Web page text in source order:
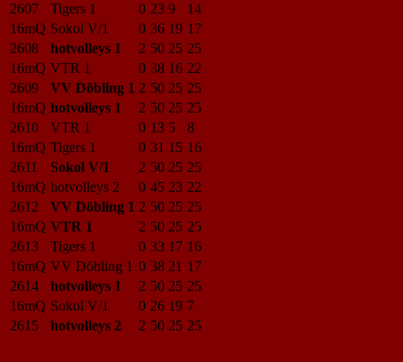
2607
Tigers 1 0 23 9
14
16mQ Sokol V/1 0 36 19 17
2608
hotvolleys 1 2 50 25 25
16mQ VTR 1 0 38 16 22
2609
VV Döbling 1 2 50 25 25
16mQ hotvolleys 1 2 50 25 25
2610
VTR 1 0 13 5
8
16mQ Tigers 1 0 31 15 16
2611
Sokol V/1 2 50 25 25
16mQ hotvolleys 2 0 45 23 22
2612
VV Döbling 1 2 50 25 25
16mQ VTR 1 2 50 25 25
2613
Tigers 1 0 33 17 16
16mQ VV Döbling 1 0 38 21 17
2614
hotvolleys 1 2 50 25 25
16mQ Sokol V/1 0 26 19 7
2615
hotvolleys 2 2 50 25 25